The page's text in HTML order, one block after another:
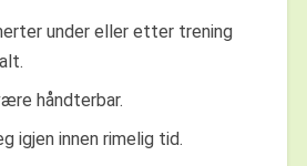
under eller etter trening
håndterbar.
igjen innen rimelig tid.